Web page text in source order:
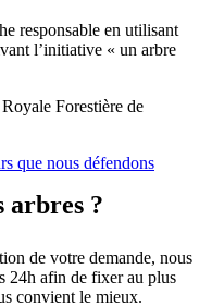
responsable en utilisant
l’initiative « un arbre
Forestière de
que nous défendons
arbres ?
de votre demande, nous
24h afin de fixer au plus
convient le mieux.